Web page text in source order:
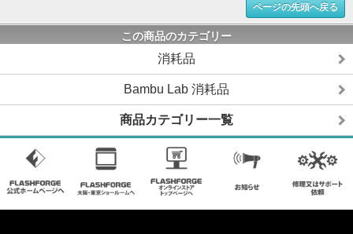
ページの先頭へ戻る
この商品のカテゴリー
消耗品
Bambu Lab 消耗品
商品カテゴリー一覧